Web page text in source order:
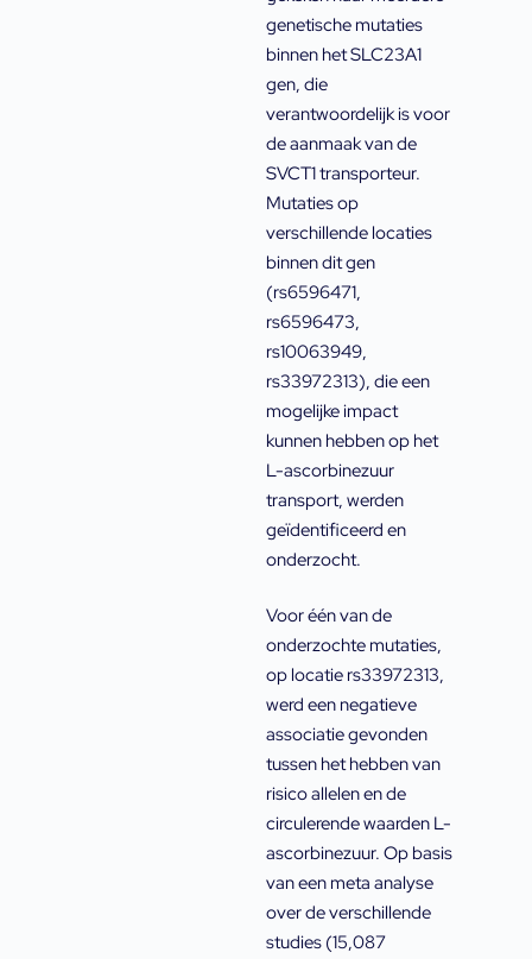
genetische mutaties
binnen het SLC23A1
gen, die
verantwoordelijk is voor
de aanmaak van de
SVCT1 transporteur.
Mutaties op
verschillende locaties
binnen dit gen
(rs6596471,
rs6596473,
rs10063949,
rs33972313), die een
mogelijke impact
kunnen hebben op het
L-ascorbinezuur
transport, werden
geïdentificeerd en
onderzocht.
Voor één van de
onderzochte mutaties,
op locatie rs33972313,
werd een negatieve
associatie gevonden
tussen het hebben van
risico allelen en de
circulerende waarden L-
ascorbinezuur. Op basis
van een meta analyse
over de verschillende
studies (15,087